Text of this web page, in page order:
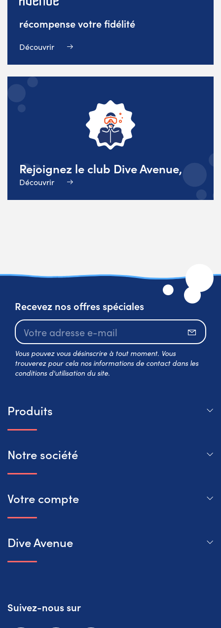
récompense votre fidélité
Découvrir
Rejoignez le club Dive Avenue,
Découvrir
Recevez nos offres spéciales
Vous pouvez vous désinscrire à tout moment. Vous
trouverez pour cela nos informations de contact dans les
conditions d'utilisation du site.
Produits
Notre société
Votre compte
Dive Avenue
Suivez-nous sur